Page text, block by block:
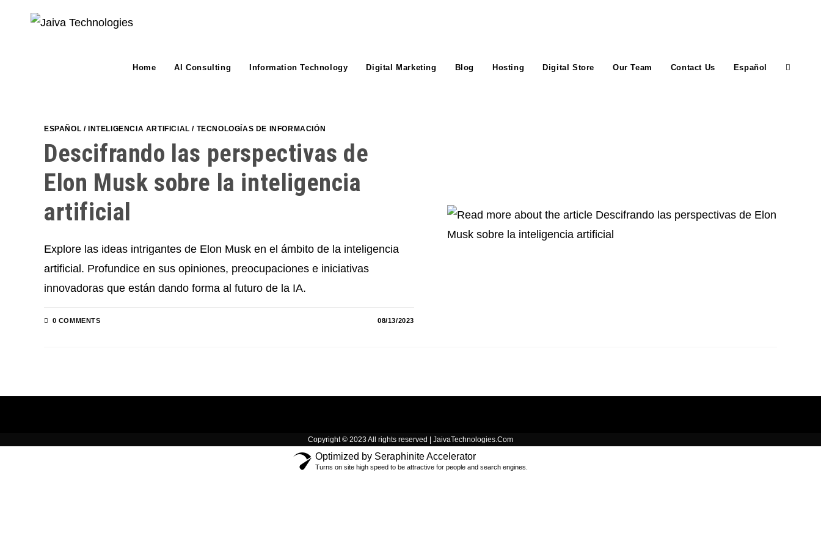
Home AI Consulting Information Technology Digital Marketing Blog Hosting Digital Store Our Team Contact Us Español Toggle
ESPAÑOL / INTELIGENCIA ARTIFICIAL / TECNOLOGÍAS DE INFORMACIÓN
Descifrando las perspectivas de
Elon Musk sobre la inteligencia
artificial
Explore las ideas intrigantes de Elon Musk en el ámbito de la inteligencia
artificial. Profundice en sus opiniones, preocupaciones e iniciativas
innovadoras que están dando forma al futuro de la IA.
0 COMMENTS 08/13/2023
Copyright © 2023 All rights reserved | JaivaTechnologies.Com
Optimized by Seraphinite Accelerator
Turns on site high speed to be attractive for people and search engines.